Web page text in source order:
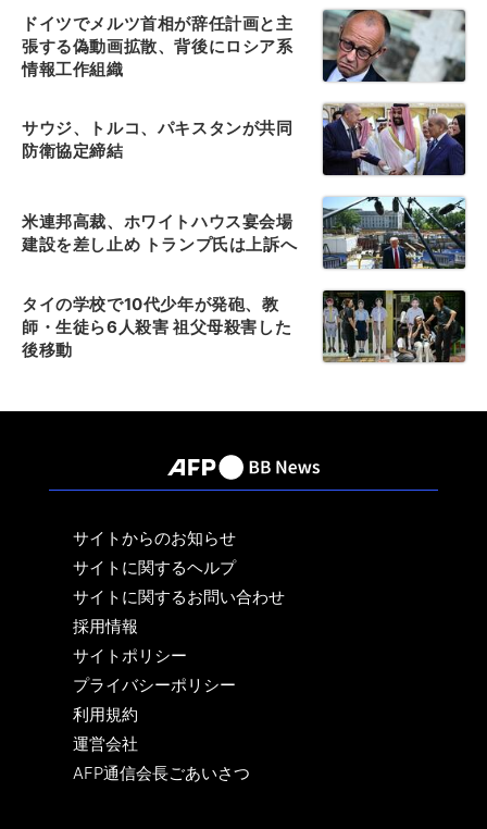
ドイツでメルツ首相が辞任計画と主
張する偽動画拡散、背後にロシア系
情報工作組織
サウジ、トルコ、パキスタンが共同
防衛協定締結
米連邦高裁、ホワイトハウス宴会場
建設を差し止め トランプ氏は上訴へ
タイの学校で10代少年が発砲、教
師・生徒ら6人殺害 祖父母殺害した
後移動
サイトからのお知らせ
サイトに関するヘルプ
サイトに関するお問い合わせ
採用情報
サイトポリシー
プライバシーポリシー
利用規約
運営会社
AFP通信会長ごあいさつ